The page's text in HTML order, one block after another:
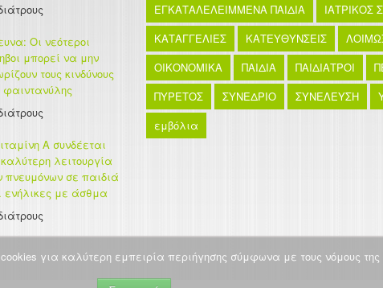
Οι νεότεροι
μπορεί να μην
τους κινδύνους
φαιντανύλης
Α συνδέεται
λειτουργία
πνευμόνων σε παιδιά
ενήλικες με άσθμα
ΕΓΚΑΤΑΛΕΛΕΙΜΜΕΝΑ ΠΑΙΔΙΑ
ΚΑΤΑΓΓΕΛΙΕΣ
ΚΑΤΕΥΘΥΝΣΕΙΣ
ΟΙΚΟΝΟΜΙΚΑ
ΠΑΙΔΙΑ ΠΑΙΔΙΑΤΡΟΙ
ΠΥΡΕΤΟΣ
ΣΥΝΕΔΡΙΟ ΣΥΝΕΛΕΥΣΗ
εμβόλια
για καλύτερη εμπειρία περιήγησης σύμφωνα με τους νόμους της